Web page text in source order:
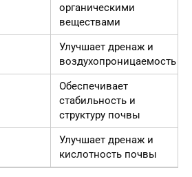
органическими
веществами
Улучшает дренаж и
воздухопроницаемость
Обеспечивает
стабильность и
структуру почвы
Улучшает дренаж и
кислотность почвы